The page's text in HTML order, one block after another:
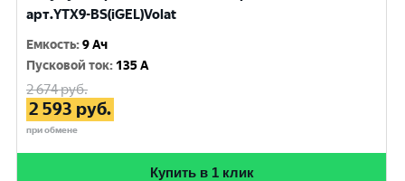
арт.YTX9-BS(iGEL)Volat
Емкость:9 Ач
Пусковой ток: 135 A
2 674руб.
2 593 руб.
при обмене
Купить в 1 клик